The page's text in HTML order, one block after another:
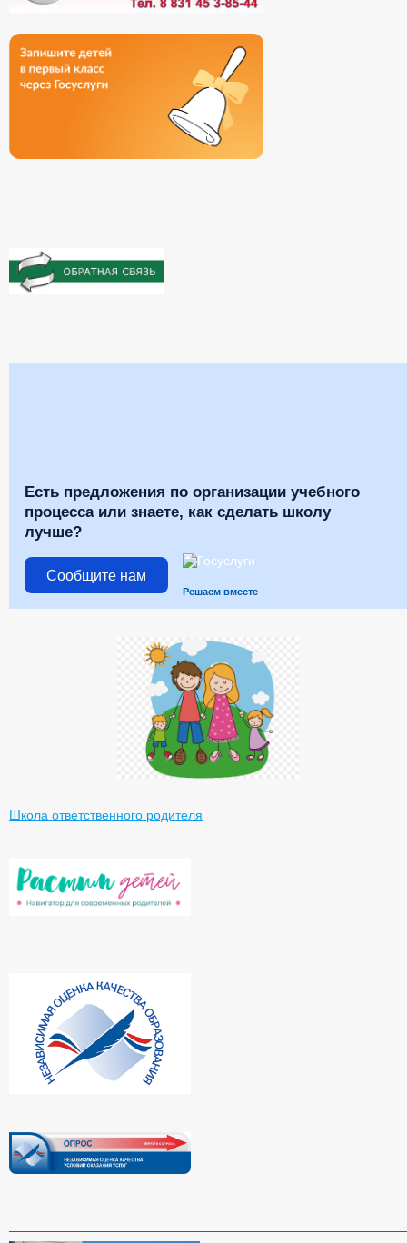
Есть предложения по организации учебного
процесса или знаете, как сделать школу
лучше?
Сообщите нам
Решаем вместе
Школа ответственного родителя